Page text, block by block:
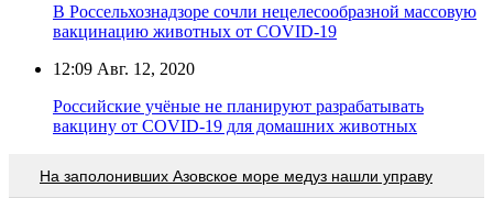
В Россельхознадзоре сочли нецелесообразной массовую
вакцинацию животных от COVID-19
12:09 Авг. 12, 2020
Российские учёные не планируют разрабатывать
вакцину от COVID-19 для домашних животных
На заполонивших Азовское море медуз нашли управу